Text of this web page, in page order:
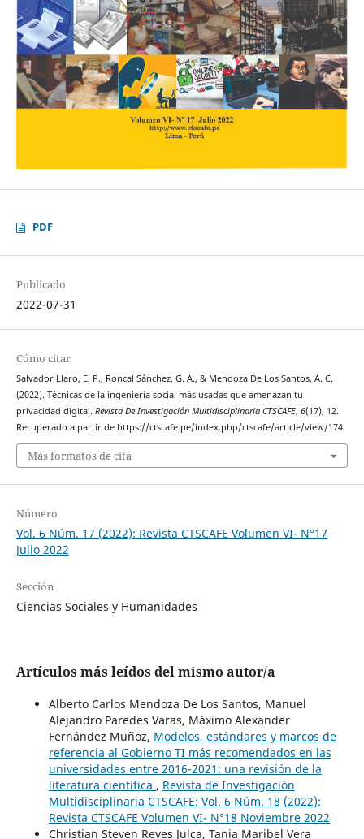
PDF
Publicado
2022-07-31
Cómo citar
Salvador Llaro, E. P., Roncal Sánchez, G. A., & Mendoza De Los Santos, A. C.
(2022). Técnicas de la ingeniería social más usadas que amenazan tu
privacidad digital. Revista De Investigación Multidisciplinaria CTSCAFE, 6(17), 12.
Recuperado a partir de https://ctscafe.pe/index.php/ctscafe/article/view/174
Más formatos de cita
Número
Vol. 6 Núm. 17 (2022): Revista CTSCAFE Volumen VI- N°17
Julio 2022
Sección
Ciencias Sociales y Humanidades
Artículos más leídos del mismo autor/a
Alberto Carlos Mendoza De Los Santos, Manuel
Alejandro Paredes Varas, Máximo Alexander
Fernández Muñoz, Modelos, estándares y marcos de
referencia al Gobierno TI más recomendados en las
universidades entre 2016-2021: una revisión de la
literatura científica , Revista de Investigación
Multidisciplinaria CTSCAFE: Vol. 6 Núm. 18 (2022):
Revista CTSCAFE Volumen VI- N°18 Noviembre 2022
Christian Steven Reyes Julca, Tania Maribel Vera